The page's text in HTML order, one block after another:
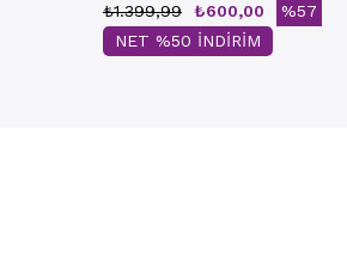
₺600,00
₺1.399,99
%57
NET %50 İNDİRİM